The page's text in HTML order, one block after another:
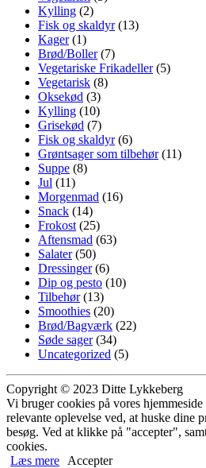
Kylling (2)
Fisk og skaldyr(13)
Kager(1)
Brød/Boller(7)
Vegetariske Frikadeller(5)
Vegetarisk (8)
Oksekød (3)
Kylling (10)
Grisekød (7)
Fisk og skaldyr(6)
Grøntsager som tilbehør(11)
Suppe (8)
Jul (11)
Morgenmad (16)
Snack (14)
Frokost (25)
Aftensmad (63)
Salater(50)
Dressinger(6)
Dip og pesto (10)
Tilbehør(13)
Smoothies (20)
Brød/Bagværk (22)
Søde sager(34)
Uncategorized (5)
Copyright © 2023 Ditte Lykkeberg
Vi bruger cookies på vores
relevante oplevelse ved, at huske dine
besøg. Ved at klikke på "accepter",
cookies.
Læs mere
Accepter